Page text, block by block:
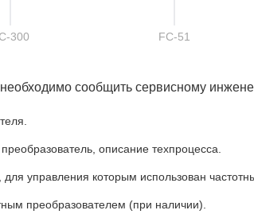
300 FC-51
сообщить сервисному
описание техпроцесса.
управления которым использован
преобразователем (при наличии).